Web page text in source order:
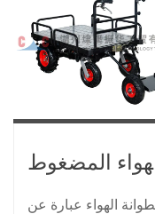
الهواء عبارة عن